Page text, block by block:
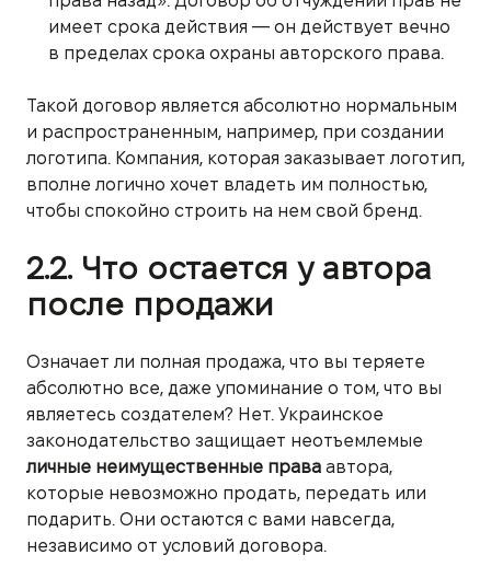
имеет срока действия — он действует вечно
в пределах срока охраны авторского права.
Такой договор является абсолютно нормальным
и распространенным, например, при создании
логотипа. Компания, которая заказывает логотип,
вполне логично хочет владеть им полностью,
чтобы спокойно строить на нем свой бренд.
2.2. Что остается у автора
после продажи
Означает ли полная продажа, что вы теряете
абсолютно все, даже упоминание о том, что вы
являетесь создателем? Нет. Украинское
законодательство защищает неотъемлемые
личные неимущественные права автора,
которые невозможно продать, передать или
подарить. Они остаются с вами навсегда,
независимо от условий договора.